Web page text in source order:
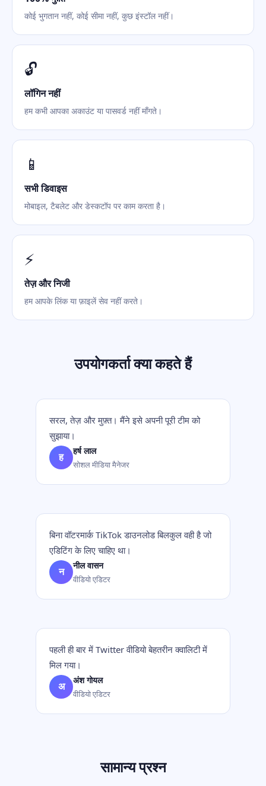
कोई भुगतान नहीं, कोई सीमा नहीं, कुछ इंस्टॉल नहीं।
🔓
लॉगिन नहीं
हम कभी आपका अकाउंट या पासवर्ड नहीं माँगते।
📱
सभी डिवाइस
मोबाइल, टैबलेट और डेस्कटॉप पर काम करता है।
⚡
तेज़ और निजी
हम आपके लिंक या फ़ाइलें सेव नहीं करते।
उपयोगकर्ता क्या कहते हैं
सरल, तेज़ और मुफ़्त। मैंने इसे अपनी पूरी टीम को
सुझाया।
ह हर्ष लाल
सोशल मीडिया मैनेजर
बिना वॉटरमार्क TikTok डाउनलोड बिलकुल वही है जो
एडिटिंग के लिए चाहिए था।
न नील वासन
वीडियो एडिटर
पहली ही बार में Twitter वीडियो बेहतरीन क्वालिटी में
मिल गया।
अ अंश गोयल
वीडियो एडिटर
सामान्य प्रश्न